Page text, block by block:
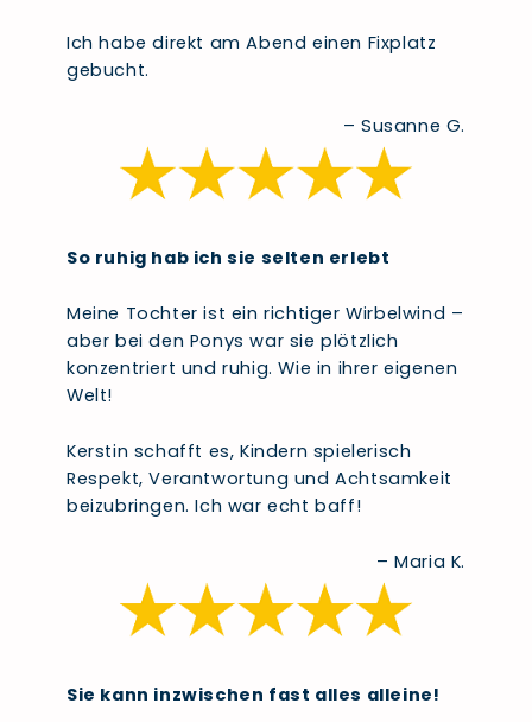
Ich habe direkt am Abend einen Fixplatz
gebucht.
– Susanne G.
So ruhig hab ich sie selten erlebt
Meine Tochter ist ein richtiger Wirbelwind –
aber bei den Ponys war sie plötzlich
konzentriert und ruhig. Wie in ihrer eigenen
Welt!
Kerstin schafft es, Kindern spielerisch
Respekt, Verantwortung und Achtsamkeit
beizubringen. Ich war echt baff!
– Maria K.
Sie kann inzwischen fast alles alleine!